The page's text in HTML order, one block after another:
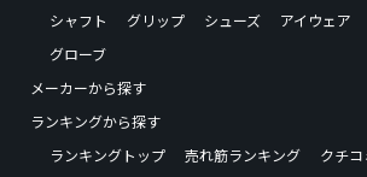
シャフト
グリップ シューズ アイウェア
グローブ
メーカーから探す
ランキングから探す
ランキングトップ
売れ筋ランキング
クチ